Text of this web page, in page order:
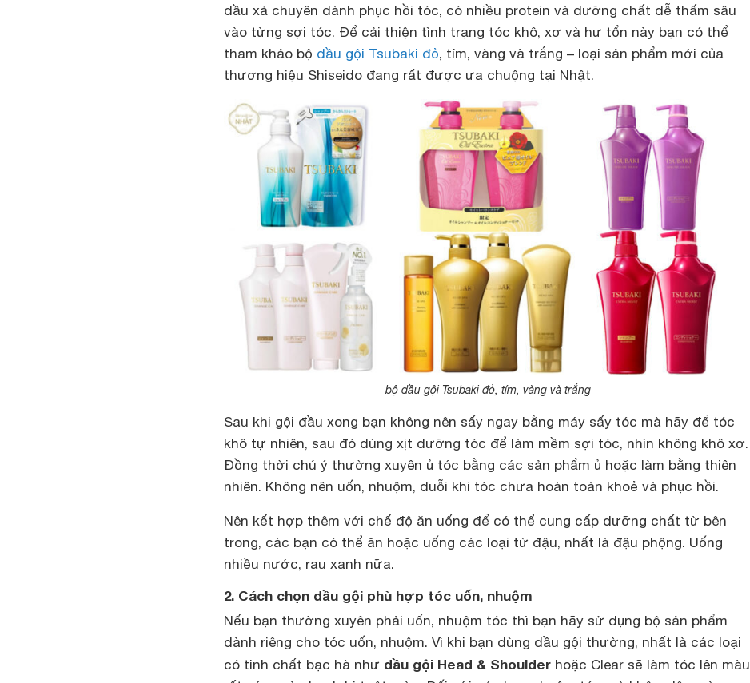
dầu xả chuyên dành phục hồi tóc, có nhiều protein và dưỡng chất dễ thấm sâu
vào từng sợi tóc. Để cải thiện tình trạng tóc khô, xơ và hư tổn này bạn có thể
tham khảo bộ dầu gội Tsubaki đỏ, tím, vàng và trắng – loại sản phẩm mới của
thương hiệu Shiseido đang rất được ưa chuộng tại Nhật.
bộ dầu gội Tsubaki đỏ, tím, vàng và trắng
Sau khi gội đầu xong bạn không nên sấy ngay bằng máy sấy tóc mà hãy để tóc
khô tự nhiên, sau đó dùng xịt dưỡng tóc để làm mềm sợi tóc, nhìn không khô xơ.
Đồng thời chú ý thường xuyên ủ tóc bằng các sản phẩm ủ hoặc làm bằng thiên
nhiên. Không nên uốn, nhuộm, duỗi khi tóc chưa hoàn toàn khoẻ và phục hồi.
Nên kết hợp thêm với chế độ ăn uống để có thể cung cấp dưỡng chất từ bên
trong, các bạn có thể ăn hoặc uống các loại từ đậu, nhất là đậu phộng. Uống
nhiều nước, rau xanh nữa.
2. Cách chọn dầu gội phù hợp tóc uốn, nhuộm
Nếu bạn thường xuyên phải uốn, nhuộm tóc thì bạn hãy sử dụng bộ sản phẩm
dành riêng cho tóc uốn, nhuộm. Vì khi bạn dùng dầu gội thường, nhất là các loại
có tinh chất bạc hà như dầu gội Head & Shoulder hoặc Clear sẽ làm tóc lên màu